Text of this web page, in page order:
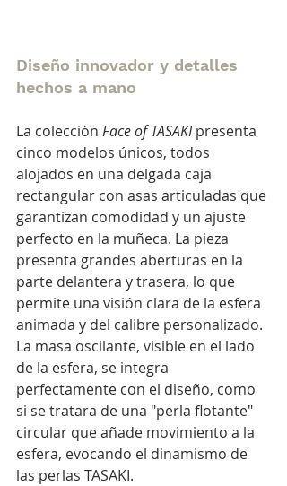
Diseño innovador y detalles
hechos a mano
La colección Face of TASAKI presenta
cinco modelos únicos, todos
alojados en una delgada caja
rectangular con asas articuladas que
garantizan comodidad y un ajuste
perfecto en la muñeca. La pieza
presenta grandes aberturas en la
parte delantera y trasera, lo que
permite una visión clara de la esfera
animada y del calibre personalizado.
La masa oscilante, visible en el lado
de la esfera, se integra
perfectamente con el diseño, como
si se tratara de una "perla flotante"
circular que añade movimiento a la
esfera, evocando el dinamismo de
las perlas TASAKI.